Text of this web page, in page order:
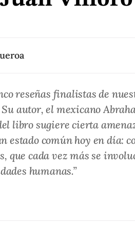
reseñas finalistas de
autor, el mexicano
libro sugiere cierta
estado común hoy en día:
que cada vez más se
humanas.”